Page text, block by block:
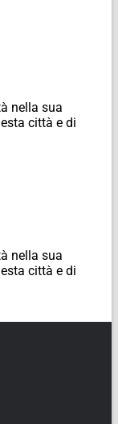
nella sua
città e di
nella sua
città e di